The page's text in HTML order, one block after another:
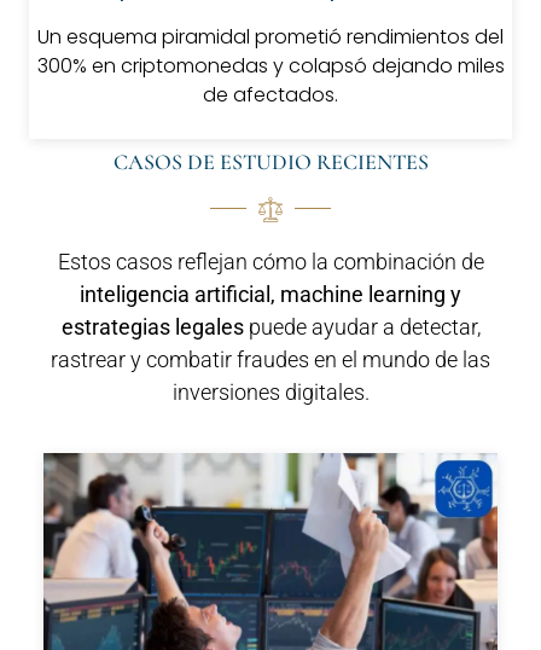
Un esquema piramidal prometió rendimientos del
300% en criptomonedas y colapsó dejando miles
de afectados.
CASOS DE ESTUDIO RECIENTES
Estos casos reflejan cómo la combinación de
inteligencia artificial, machine learning y
estrategias legalespuede ayudar a detectar,
rastrear y combatir fraudes en el mundo de las
inversiones digitales.